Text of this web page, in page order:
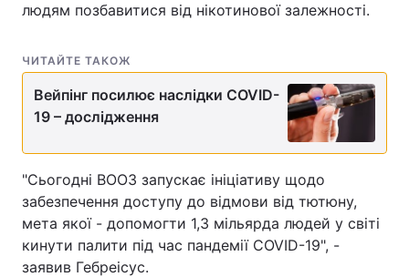
людям позбавитися від нікотинової залежності.
ЧИТАЙТЕ ТАКОЖ
Вейпінг посилює наслідки COVID-
19 – дослідження
"Сьогодні ВООЗ запускає ініціативу щодо
забезпечення доступу до відмови від тютюну,
мета якої - допомогти 1,3 мільярда людей у світі
кинути палити під час пандемії COVID-19", -
заявив Гебреісус.